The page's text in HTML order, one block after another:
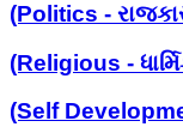
(Politics -
(Religious -
(Self